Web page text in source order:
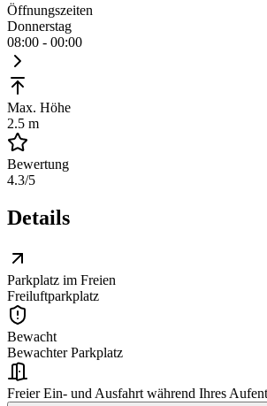
Öffnungszeiten
Donnerstag
08:00 - 00:00
Max. Höhe
2.5 m
Bewertung
4.3/5
Details
Parkplatz im Freien
Freiluftparkplatz
Bewacht
Bewachter Parkplatz
Freier Ein- und Ausfahrt während Ihres